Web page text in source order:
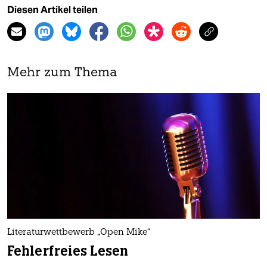
Diesen Artikel teilen
Mehr zum Thema
Literaturwettbewerb „Open Mike“
Fehlerfreies Lesen